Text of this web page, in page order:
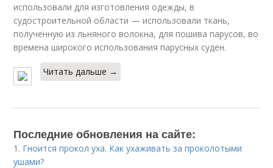
использовали для изготовления одежды, в
судостроительной области — использовали ткань,
полученную из льняного волокна, для пошива парусов, во
времена широкого использования парусных суден.
Читать дальше →
Последние обновления на сайте:
1. Гноится прокол уха. Как ухаживать за проколотыми
ушами?